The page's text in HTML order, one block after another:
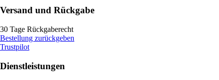
Versand und Rückgabe
30 Tage Rückgaberecht
Bestellung zurückgeben
Trustpilot
Dienstleistungen